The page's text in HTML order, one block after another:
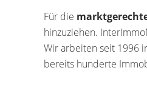
Für die
hinzuziehen.
Wir arbeiten seit 1996
bereits hunderte